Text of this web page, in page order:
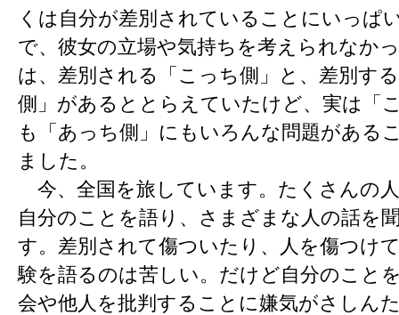
くは自分が差別されていることにいっぱ
で、彼女の立場や気持ちを考えられなか
は、差別される「こっち側」と、差別す
側」があるととらえていたけど、実は「
も「あっち側」にもいろんな問題がある
ました。
今、全国を旅しています。たくさんの
自分のことを語り、さまざまな人の話を
す。差別されて傷ついたり、人を傷つけ
験を語るのは苦しい。だけど自分のこと
会や他人を批判することに嫌気がさしん